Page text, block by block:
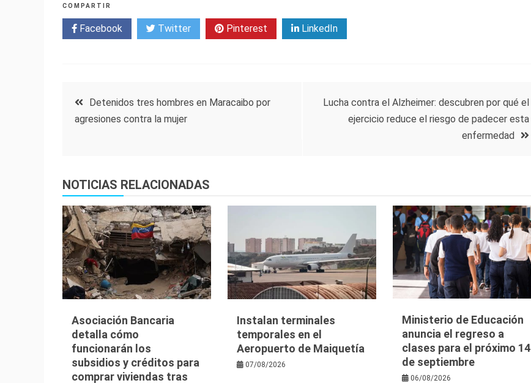
COMPARTIR
Facebook Twitter Pinterest LinkedIn
Navegación
de
Detenidos tres hombres en Maracaibo por
agresiones contra la mujer
Lucha contra el Alzheimer: descubren por qué el
ejercicio reduce el riesgo de padecer esta
enfermedad
NOTICIAS RELACIONADAS
Asociación Bancaria
detalla cómo
funcionarán los
subsidios y créditos para
comprar viviendas tras
Instalan terminales
temporales en el
Aeropuerto de Maiquetía
07/08/2026
Ministerio de Educación
anuncia el regreso a
clases para el próximo 14
de septiembre
06/08/2026